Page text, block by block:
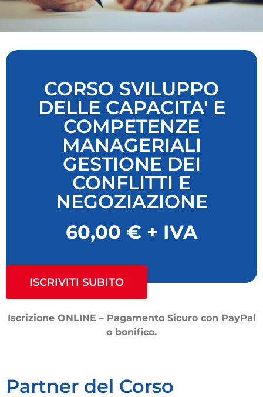
CORSO SVILUPPO
DELLE CAPACITA' E
COMPETENZE
MANAGERIALI
GESTIONE DEI
CONFLITTI E
NEGOZIAZIONE
60,00 € + IVA
ISCRIVITI SUBITO
Iscrizione ONLINE – Pagamento Sicuro con PayPal
o bonifico.
Partner del Corso